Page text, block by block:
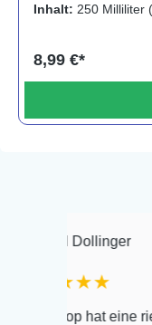
Inhalt: 250 Milliliter
8,99 €*
eine riesige